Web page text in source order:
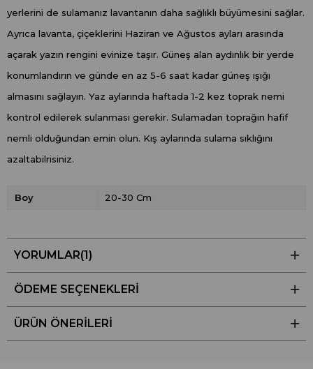
yerlerini de sulamanız lavantanın daha sağlıklı büyümesini sağlar.
Ayrıca lavanta, çiçeklerini Haziran ve Ağustos ayları arasında
açarak yazın rengini evinize taşır. Güneş alan aydınlık bir yerde
konumlandırın ve günde en az 5-6 saat kadar güneş ışığı
almasını sağlayın. Yaz aylarında haftada 1-2 kez toprak nemi
kontrol edilerek sulanması gerekir. Sulamadan toprağın hafif
nemli olduğundan emin olun. Kış aylarında sulama sıklığını
azaltabilrisiniz.
Boy 20-30 Cm
YORUMLAR(1)
ÖDEME SEÇENEKLERI
ÜRÜN ÖNERILERI